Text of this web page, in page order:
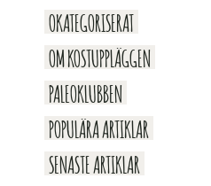
OKATEGORISERAT
OM KOSTUPPLÄGGEN
PALEOKLUBBEN
POPULÄRA ARTIKLAR
SENASTE ARTIKLAR